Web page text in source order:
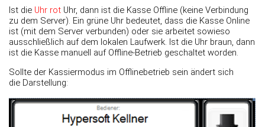
Ist die Uhr rotUhr, dann ist die Kasse Offline (keine Verbindung
zu dem Server). Ein grüne Uhr bedeutet, dass die Kasse Online
ist (mit dem Server verbunden) oder sie arbeitet sowieso
ausschließlich auf dem lokalen Laufwerk. Ist die Uhr braun, dann
ist die Kasse manuell auf Offline-Betrieb geschaltet worden.
Sollte der Kassiermodus im Offlinebetrieb sein ändert sich
die Darstellung: